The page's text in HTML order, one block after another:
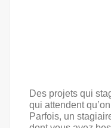
Des projets qui
qui attendent
Parfois, un